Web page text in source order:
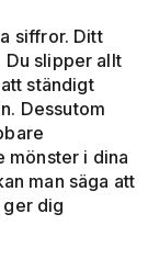
siffror. Ditt
slipper allt
ständigt
Dessutom
mönster i dina
man säga att
dig